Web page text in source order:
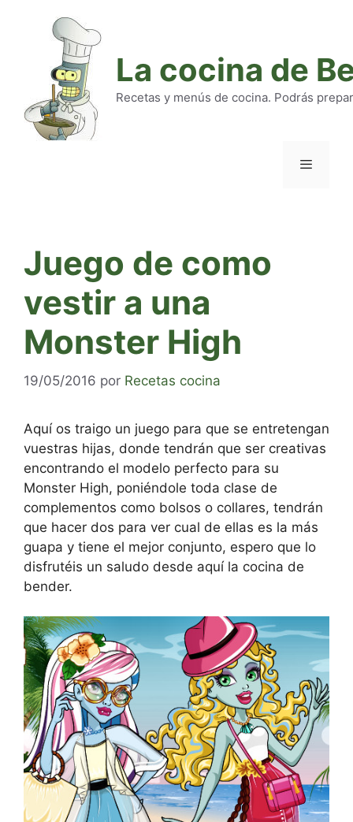
La cocina de
Recetas y menús de cocina. Podrás
Juego de como
vestir a una
Monster High
19/05/2016 por Recetas cocina
Aquí os traigo un juego para que se entretengan
vuestras hijas, donde tendrán que ser creativas
encontrando el modelo perfecto para su
Monster High, poniéndole toda clase de
complementos como bolsos o collares, tendrán
que hacer dos para ver cual de ellas es la más
guapa y tiene el mejor conjunto, espero que lo
disfrutéis un saludo desde aquí la cocina de
bender.